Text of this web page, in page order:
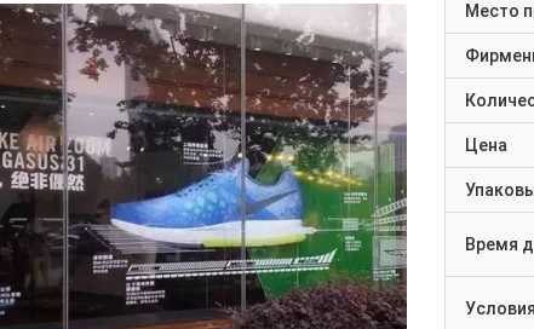
Место
Цена
Время